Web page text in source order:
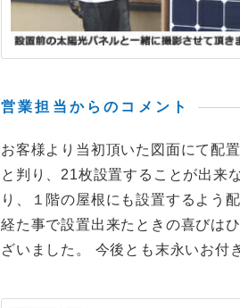
営業担当からのコメント
お客様より当初頂いた図面にて配
と判り、21枚設置することが出来
り、１階の屋根にも設置するよう
経た事で設置出来たときの喜びは
ざいました。 今後とも末永いお付